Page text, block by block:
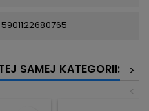
5901122680765
SAMEJ KATEGORII:
>
<